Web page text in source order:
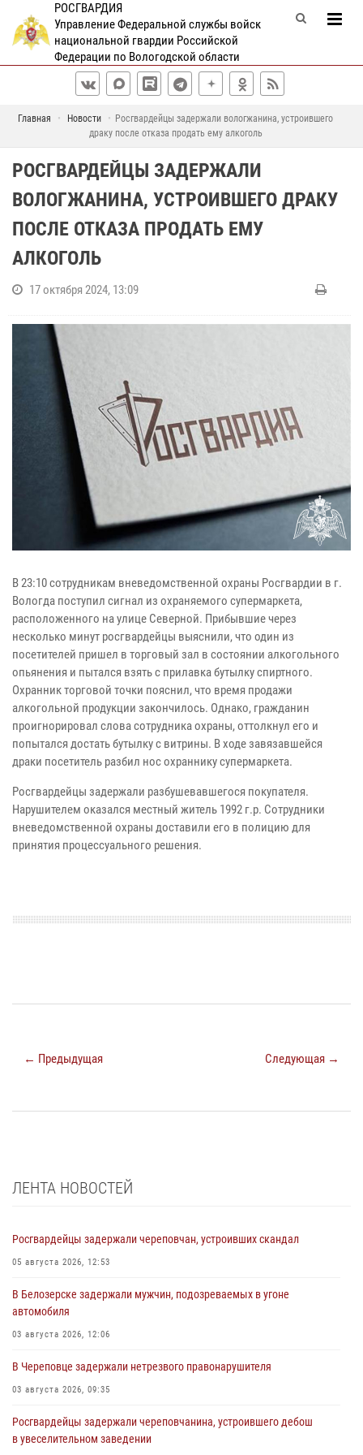
РОСГВАРДИЯ
Управление Федеральной службы войск
национальной гвардии Российской
Федерации по Вологодской области
Главная Новости
Росгвардейцы задержали вологжанина, устроившего
драку после отказа продать ему алкоголь
РОСГВАРДЕЙЦЫ ЗАДЕРЖАЛИ
ВОЛОГЖАНИНА, УСТРОИВШЕГО ДРАКУ
ПОСЛЕ ОТКАЗА ПРОДАТЬ ЕМУ
АЛКОГОЛЬ
17 октября 2024, 13:09
В 23:10 сотрудникам вневедомственной охраны Росгвардии в г.
Вологда поступил сигнал из охраняемого супермаркета,
расположенного на улице Северной. Прибывшие через
несколько минут росгвардейцы выяснили, что один из
посетителей пришел в торговый зал в состоянии алкогольного
опьянения и пытался взять с прилавка бутылку спиртного.
Охранник торговой точки пояснил, что время продажи
алкогольной продукции закончилось. Однако, гражданин
проигнорировал слова сотрудника охраны, оттолкнул его и
попытался достать бутылку с витрины. В ходе завязавшейся
драки посетитель разбил нос охраннику супермаркета.
Росгвардейцы задержали разбушевавшегося покупателя.
Нарушителем оказался местный житель 1992 г.р. Сотрудники
вневедомственной охраны доставили его в полицию для
принятия процессуального решения.
← Предыдущая Следующая →
ЛЕНТА НОВОСТЕЙ
Росгвардейцы задержали череповчан, устроивших скандал
05 августа 2026, 12:53
В Белозерске задержали мужчин, подозреваемых в угоне
автомобиля
03 августа 2026, 12:06
В Череповце задержали нетрезвого правонарушителя
03 августа 2026, 09:35
Росгвардейцы задержали череповчанина, устроившего дебош
в увеселительном заведении